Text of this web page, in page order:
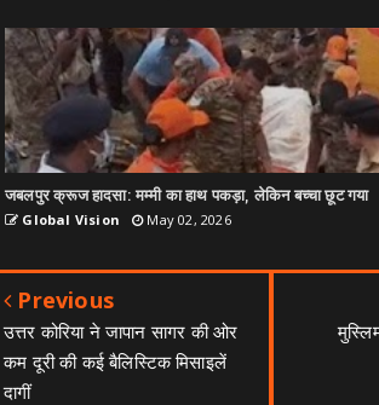
जबलपुर क्रूज हादसा: मम्मी का हाथ पकड़ा, लेकिन बच्चा छूट गया
Global Vision May 02, 2026
Previous
उत्तर कोरिया ने जापान सागर की ओर
कम दूरी की कई बैलिस्टिक मिसाइलें
दागीं